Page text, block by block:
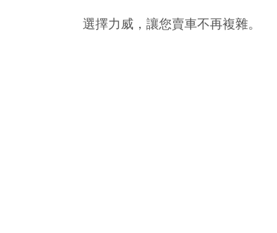
選擇力威，讓您賣車不再複雜。